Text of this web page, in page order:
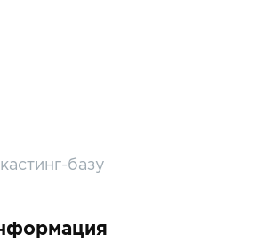
базу